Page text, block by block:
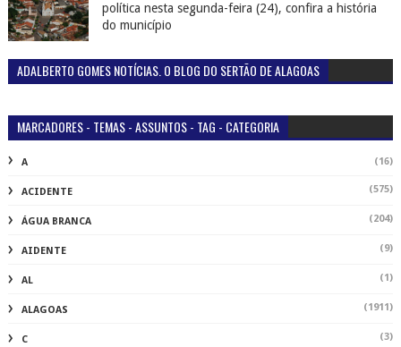
política nesta segunda-feira (24), confira a história
do município
ADALBERTO GOMES NOTÍCIAS. O BLOG DO SERTÃO DE ALAGOAS
MARCADORES - TEMAS - ASSUNTOS - TAG - CATEGORIA
A (16)
ACIDENTE (575)
ÁGUA BRANCA (204)
AIDENTE (9)
AL (1)
ALAGOAS (1911)
C (3)